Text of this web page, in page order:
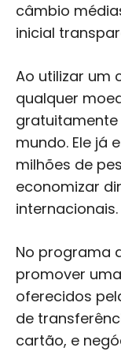
câmbio
inicial
Ao utilizar um
qualquer
mundo. Ele já
milhões de
economizar
internacionais.
No programa
promover
oferecidos
de
cartão, e